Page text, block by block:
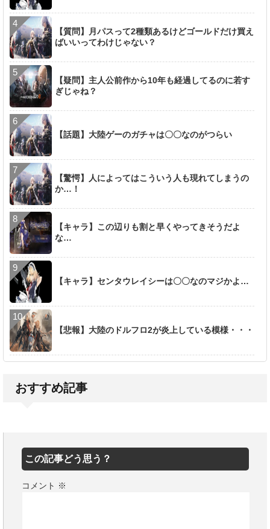
【質問】月パスって2種類あるけどゴールドだけ買え
ばいいってわけじゃない？
【疑問】主人公前作から10年も経過してるのに若す
ぎじゃね？
【話題】大陸ゲーのガチャは〇〇なのがつらい
【驚愕】人によってはこういう人も現れてしまうの
か…！
【キャラ】この辺りも割と早くやってきそうだよ
な…
【キャラ】センタウレイシーは〇〇なのマジかよ…
【悲報】大陸のドルフロ2が炎上している模様・・・
おすすめ記事
この記事どう思う？
コメント ※